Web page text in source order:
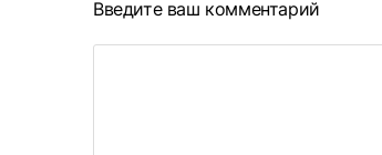
Введите ваш комментарий